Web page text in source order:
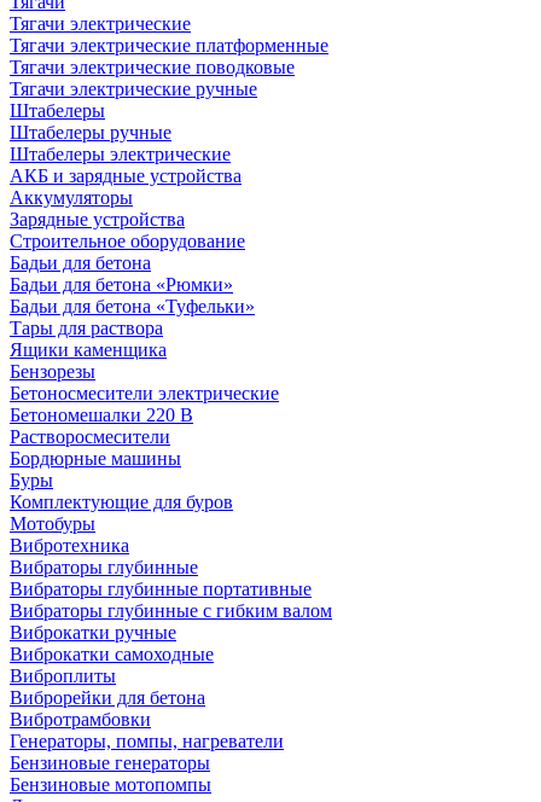
Тягачи электрические
Тягачи электрические платформенные
Тягачи электрические поводковые
Тягачи электрические ручные
Штабелеры
Штабелеры ручные
Штабелеры электрические
АКБ и зарядные устройства
Аккумуляторы
Зарядные устройства
Строительное оборудование
Бадьи для бетона
Бадьи для бетона «Рюмки»
Бадьи для бетона «Туфельки»
Тары для раствора
Ящики каменщика
Бензорезы
Бетоносмесители электрические
Бетономешалки 220 В
Растворосмесители
Бордюрные машины
Буры
Комплектующие для буров
Мотобуры
Вибротехника
Вибраторы глубинные
Вибраторы глубинные портативные
Вибраторы глубинные с гибким валом
Виброкатки ручные
Виброкатки самоходные
Виброплиты
Виброрейки для бетона
Вибротрамбовки
Генераторы, помпы, нагреватели
Бензиновые генераторы
Бензиновые мотопомпы